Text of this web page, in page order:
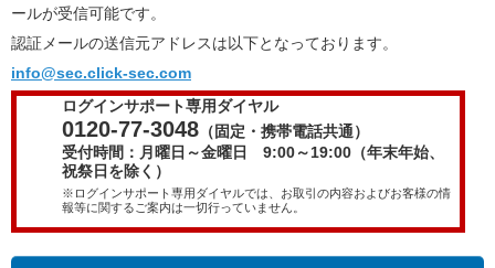
ールが受信可能です。
認証メールの送信元アドレスは以下となっております。
info@sec.click-sec.com
ログインサポート専用ダイヤル
0120-77-3048 （固定・携帯電話共通）
受付時間：月曜日～金曜日 9:00～19:00（年末年始、
祝祭日を除く）
※ログインサポート専用ダイヤルでは、お取引の内容およびお客様の情
報等に関するご案内は一切行っていません。